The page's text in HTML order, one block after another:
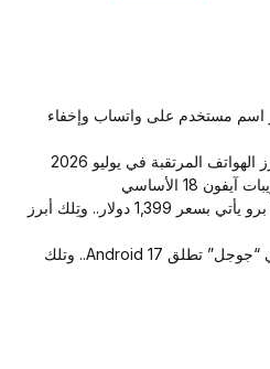
اسم مستخدم على واتساب وإخفاء
ارتفاع في السعر| آيفون 18 برو يأتي بسعر 1,399 دولار.. وتِلك أبرز
لأجهزة Pixel| بشكل رسمي “جوجل” تطلق Android 17.. وتلك